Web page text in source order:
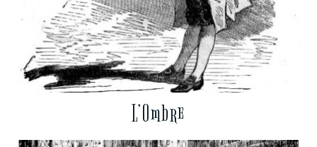
L’Ombre